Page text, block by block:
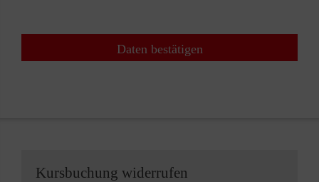
Daten bestätigen
Kursbuchung widerrufen